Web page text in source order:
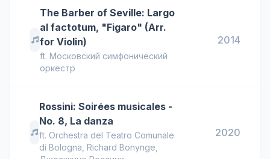
The Barber of Seville: Largo
al factotum, "Figaro" (Arr.
for Violin)
ft.Московский симфонический
оркестр
2014
Rossini: Soirées musicales -
No. 8, La danza
ft. Orchestra del Teatro Comunale
di Bologna Richard Bonynge
2020